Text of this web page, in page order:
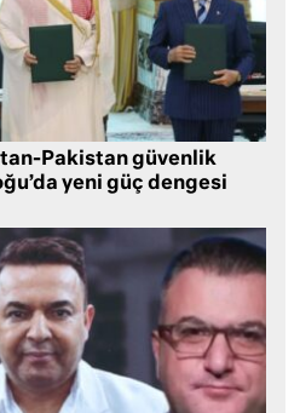
Pakistan güvenlik
yeni güç dengesi